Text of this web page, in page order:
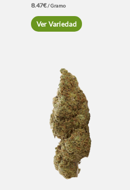
8.47€/ Gramo
Ver Variedad